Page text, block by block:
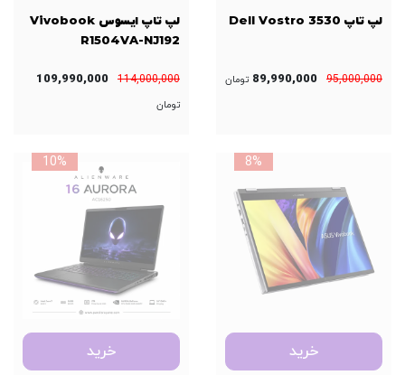
لپ تاپ Dell Vostro 3530
95,000,000
89,990,000 تومان
لپ تاپ ایسوس Vivobook
R1504VA-NJ192
114,000,000
109,990,000
تومان
خرید
8%
خرید
10%